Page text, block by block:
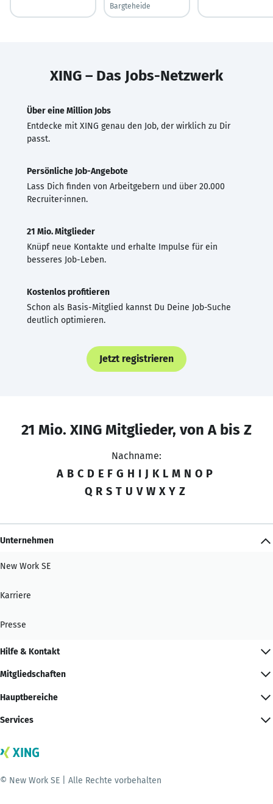
Bargteheide
XING – Das Jobs-Netzwerk
Über eine Million Jobs
Entdecke mit XING genau den Job, der wirklich zu Dir
passt.
Persönliche Job-Angebote
Lass Dich finden von Arbeitgebern und über 20.000
Recruiter·innen.
21 Mio. Mitglieder
Knüpf neue Kontakte und erhalte Impulse für ein
besseres Job-Leben.
Kostenlos profitieren
Schon als Basis-Mitglied kannst Du Deine Job-Suche
deutlich optimieren.
Jetzt registrieren
21 Mio. XING Mitglieder, von A bis Z
Nachname:
A B C D E F G H I J K L M N O P
Q R S T U V W X Y Z
Unternehmen
New Work SE
Karriere
Presse
Hilfe & Kontakt
Mitgliedschaften
Hauptbereiche
Services
© New Work SE | Alle Rechte vorbehalten